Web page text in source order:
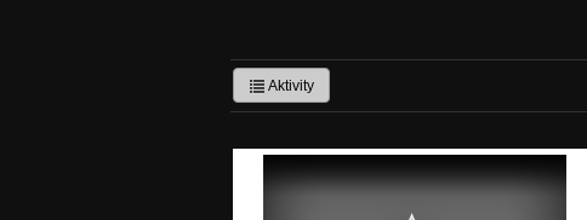
Aktivity